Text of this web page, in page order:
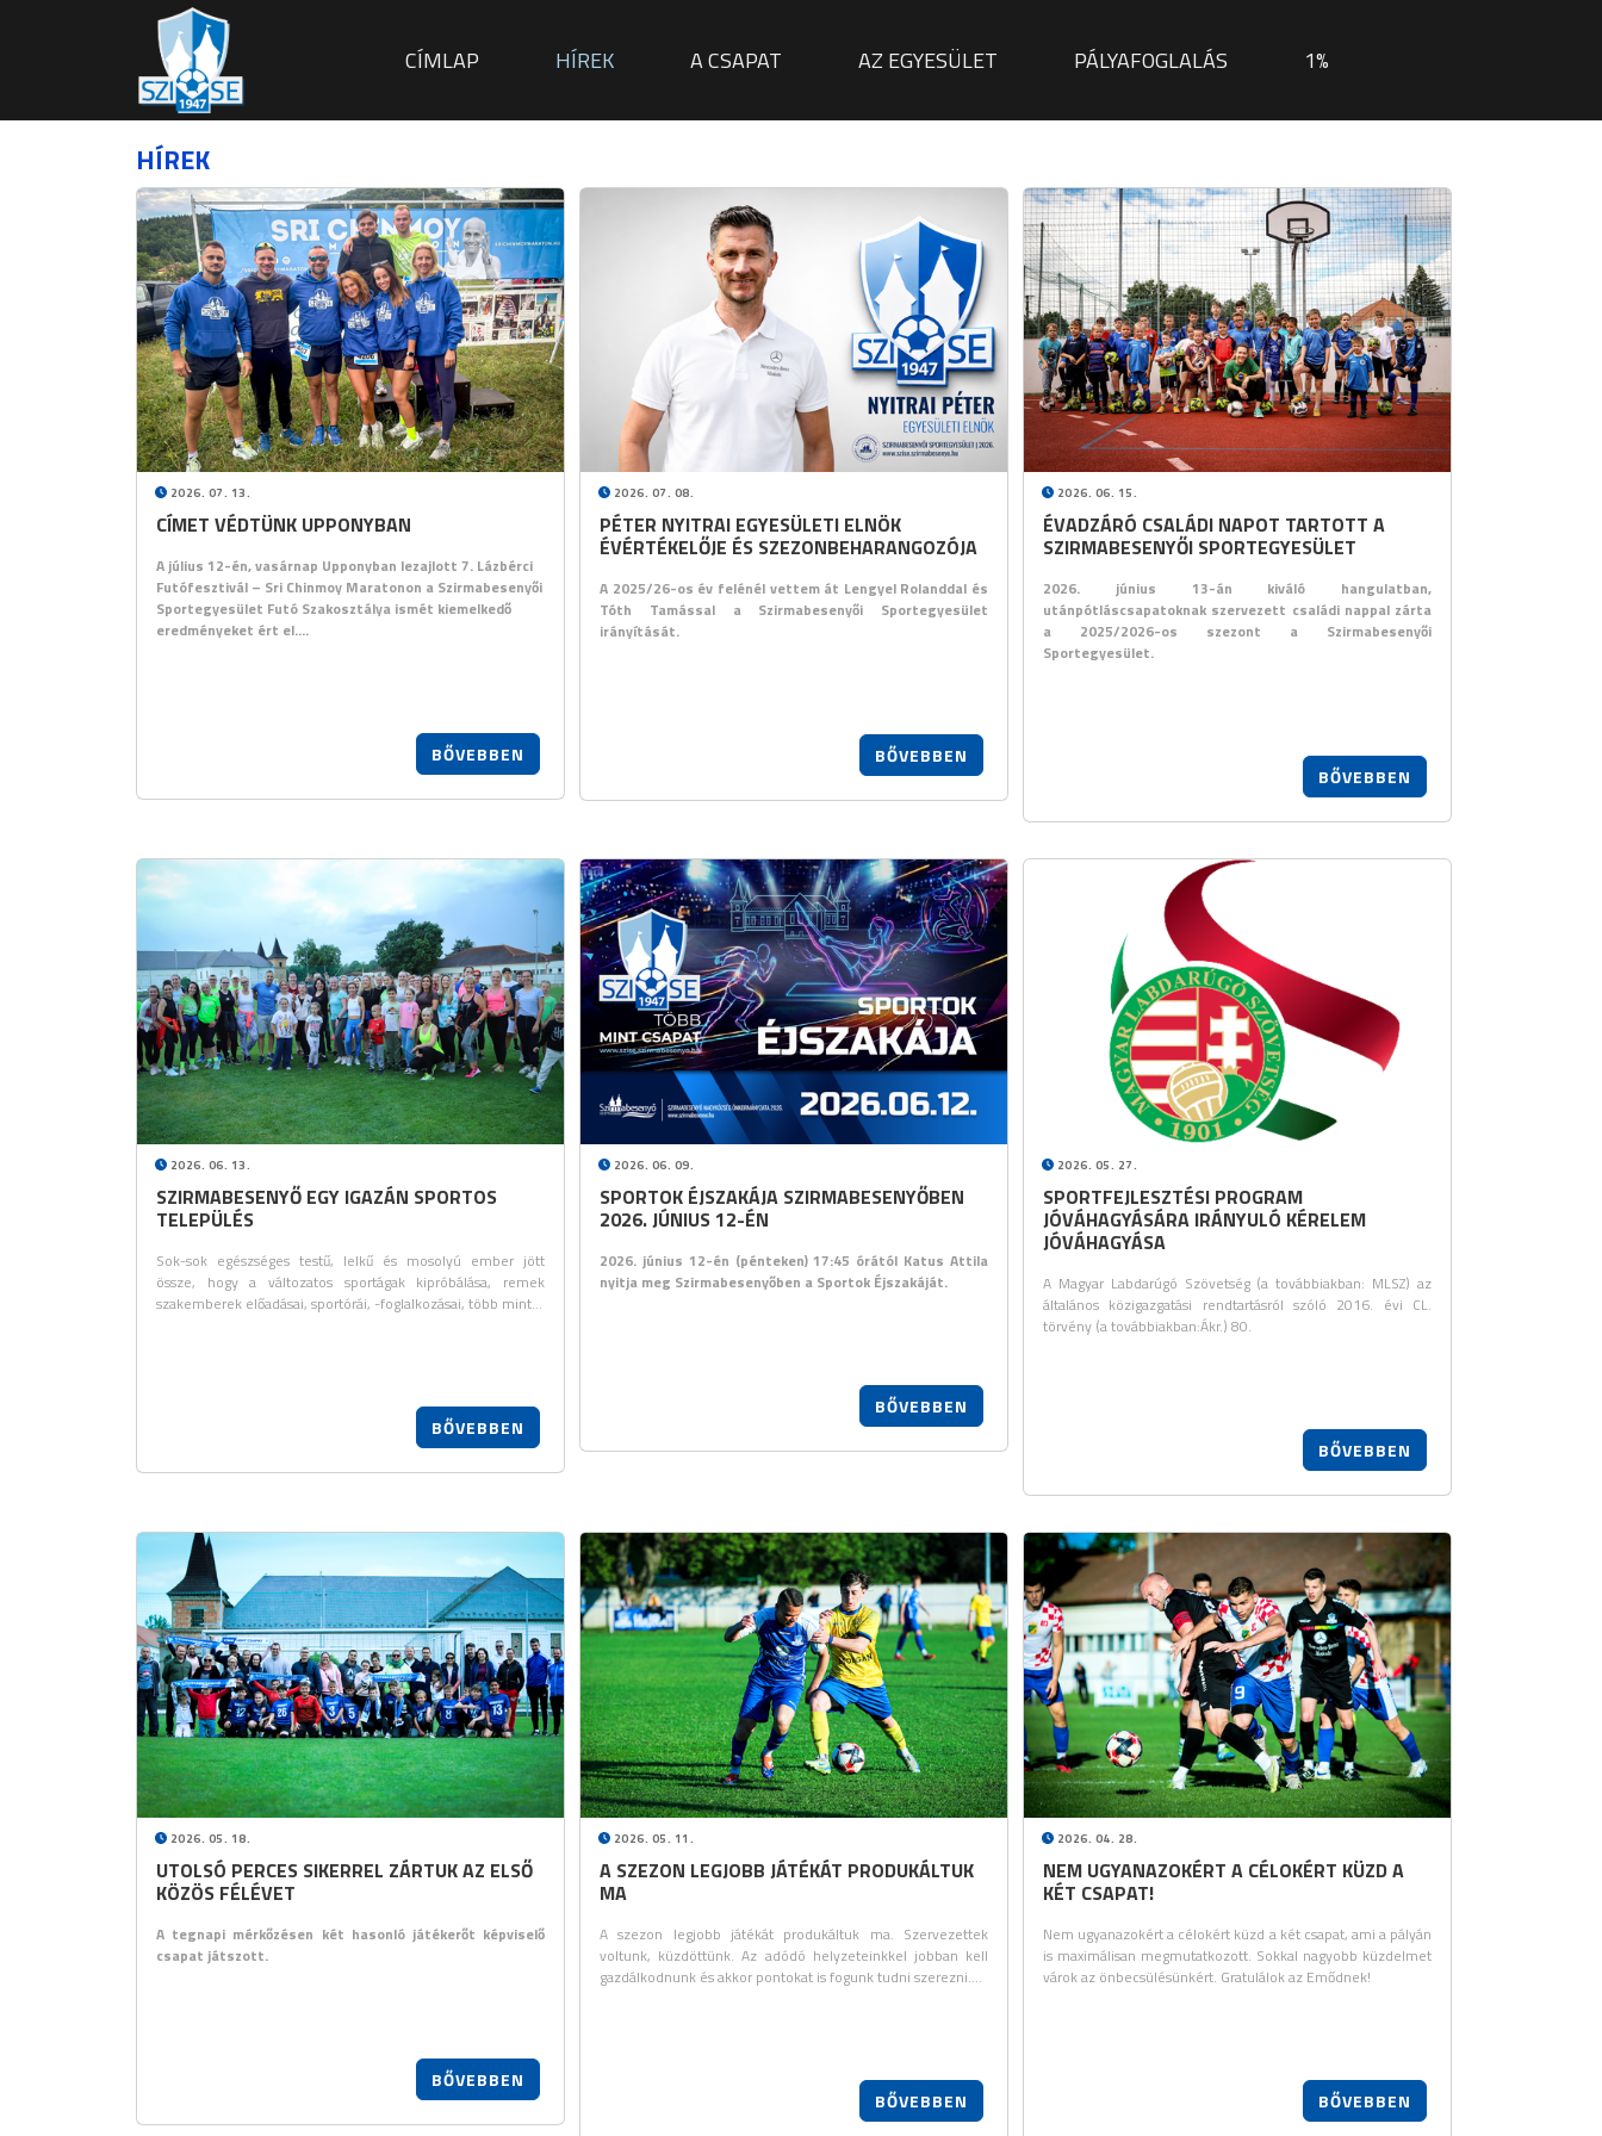
FŐ NAVIGÁCIÓ
CÍMLAP HÍREK A CSAPAT AZ EGYESÜLET PÁLYAFOGLALÁS 1%
HÍREK
2026. 07. 13.
CÍMET VÉDTÜNK UPPONYBAN
A július 12-én, vasárnap Upponyban lezajlott 7. Lázbérci
Futófesztivál – Sri Chinmoy Maratonon a Szirmabesenyői
Sportegyesület Futó Szakosztálya ismét kiemelkedő
eredményeket ért el.…
BŐVEBBEN
2026. 07. 08.
PÉTER NYITRAI EGYESÜLETI ELNÖK
ÉVÉRTÉKELŐJE ÉS SZEZONBEHARANGOZÓJA
A 2025/26-os év felénél vettem át Lengyel Rolanddal és
Tóth Tamással a Szirmabesenyői Sportegyesület
irányítását.
BŐVEBBEN
2026. 06. 15.
ÉVADZÁRÓ CSALÁDI NAPOT TARTOTT A
SZIRMABESENYŐI SPORTEGYESÜLET
2026. június 13-án kiváló hangulatban,
utánpótláscsapatoknak szervezett családi nappal zárta
a 2025/2026-os szezont a Szirmabesenyői
Sportegyesület.
BŐVEBBEN
2026. 06. 13.
SZIRMABESENYŐ EGY IGAZÁN SPORTOS
TELEPÜLÉS
Sok-sok egészséges testű, lelkű és mosolyú ember jött
össze, hogy a változatos sportágak kipróbálása, remek
szakemberek előadásai, sportórái, -foglalkozásai, több mint…
BŐVEBBEN
2026. 06. 09.
SPORTOK ÉJSZAKÁJA SZIRMABESENYŐBEN
2026. JÚNIUS 12-ÉN
2026. június 12-én (pénteken) 17:45 órától Katus Attila
nyitja meg Szirmabesenyőben a Sportok Éjszakáját.
BŐVEBBEN
2026. 05. 27.
SPORTFEJLESZTÉSI PROGRAM
JÓVÁHAGYÁSÁRA IRÁNYULÓ KÉRELEM
JÓVÁHAGYÁSA
A Magyar Labdarúgó Szövetség (a továbbiakban: MLSZ) az
általános közigazgatási rendtartásról szóló 2016. évi CL.
törvény (a továbbiakban:Ákr.) 80.
BŐVEBBEN
2026. 05. 18.
UTOLSÓ PERCES SIKERREL ZÁRTUK AZ ELSŐ
KÖZÖS FÉLÉVET
A tegnapi mérkőzésen két hasonló játékerőt képviselő
csapat játszott.
BŐVEBBEN
2026. 05. 11.
A SZEZON LEGJOBB JÁTÉKÁT PRODUKÁLTUK
MA
A szezon legjobb játékát produkáltuk ma. Szervezettek
voltunk, küzdöttünk. Az adódó helyzeteinkkel jobban kell
gazdálkodnunk és akkor pontokat is fogunk tudni szerezni.…
BŐVEBBEN
2026. 04. 28.
NEM UGYANAZOKÉRT A CÉLOKÉRT KÜZD A
KÉT CSAPAT!
Nem ugyanazokért a célokért küzd a két csapat, ami a pályán
is maximálisan megmutatkozott. Sokkal nagyobb küzdelmet
várok az önbecsülésünkért. Gratulálok az Emődnek!
BŐVEBBEN